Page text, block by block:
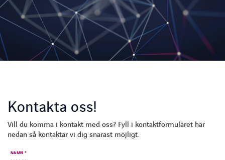
Kontakta oss!
Vill du komma i kontakt med oss? Fyll i kontaktformuläret här
nedan så kontaktar vi dig snarast möjligt.
NAMN *